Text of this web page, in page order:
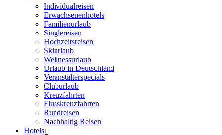
Individualreisen
Erwachsenenhotels
Familienurlaub
Singlereisen
Hochzeitsreisen
Skiurlaub
Wellnessurlaub
Urlaub in Deutschland
Veranstalterspecials
Cluburlaub
Kreuzfahrten
Flusskreuzfahrten
Rundreisen
Nachhaltig Reisen
Hotels